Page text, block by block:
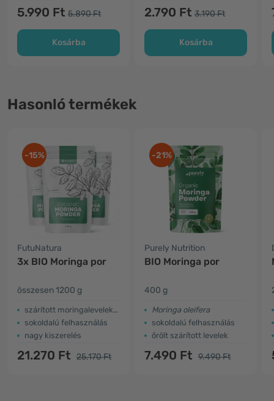
5.990 Ft 5.890 Ft
Kosárba
2.790 Ft 3.190 Ft
Kosárba
Hasonló termékek
-15%
FutuNatura
3x BIO Moringa por
összesen 1200 g
szárított moringalevelekből
sokoldalú felhasználás
nagy kiszerelés
21.270 Ft 25.170 Ft
-21%
Purely Nutrition
BIO Moringa por
400 g
Moringa oleifera
sokoldalú felhasználás
őrölt szárított levelek
7.490 Ft 9.490 Ft